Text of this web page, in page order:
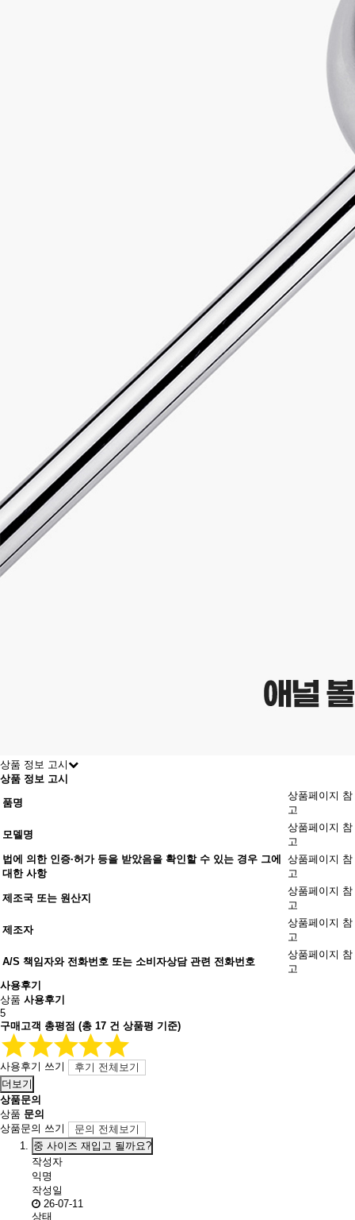
상품 정보 고시
상품 정보 고시
품명
상품페이지 참
고
모델명
상품페이지 참
고
법에 의한 인증·허가 등을 받았음을 확인할 수 있는 경우 그에
대한 사항
상품페이지 참
고
제조국 또는 원산지
상품페이지 참
고
제조자
상품페이지 참
고
A/S 책임자와 전화번호 또는 소비자상담 관련 전화번호
상품페이지 참
고
사용후기
상품 사용후기
5
구매고객 총평점 (총 17 건 상품평 기준)
사용후기 쓰기
후기 전체보기
더보기
상품문의
상품 문의
상품문의 쓰기
문의 전체보기
중 사이즈 재입고 될까요?
작성자
익명
작성일
26-07-11
상태